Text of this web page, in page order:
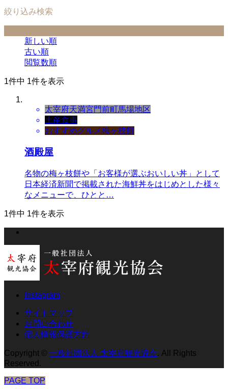
絞り込み検索
新しい順
古い順
閲覧数順
1件中 1件を表示
太宰府天満宮門前町馬場地区
土産食事
おすすめグルメ梅ヶ枝餅
酒殿屋
名物の梅ヶ枝餅や「お客様が選ぶおいしい丼」として
日本経済新聞で掲載された海鮮丼をはじめとした様々
なメニューで、ひとと…
1件中 1件を表示
Instagram
サイトマップ
お問い合わせ
個人情報保護方針
Copyright © 一般社団法人 太宰府観光協会. All Rights
Reserved.
PAGE TOP